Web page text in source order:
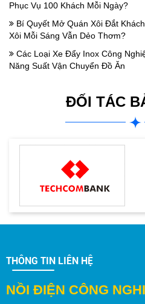
Phục Vụ 100 Khách Mỗi Ngày?
Bí Quyết Mở Quán Xôi Đắt
Xôi Mỗi Sáng Vẫn Dẻo Thơm?
Các Loại Xe Đẩy Inox Công
Năng Suất Vận Chuyển Đồ Ăn
ĐỐI TÁC
THÔNG TIN LIÊN HỆ
NỒI ĐIỆN CÔNG